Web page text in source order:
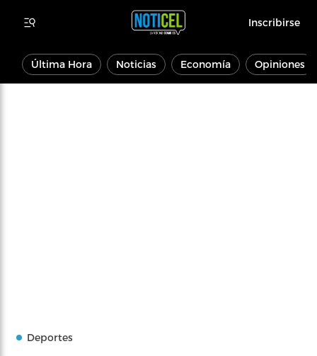
Inscribirse
Última Hora Noticias Economía Opiniones
Deportes